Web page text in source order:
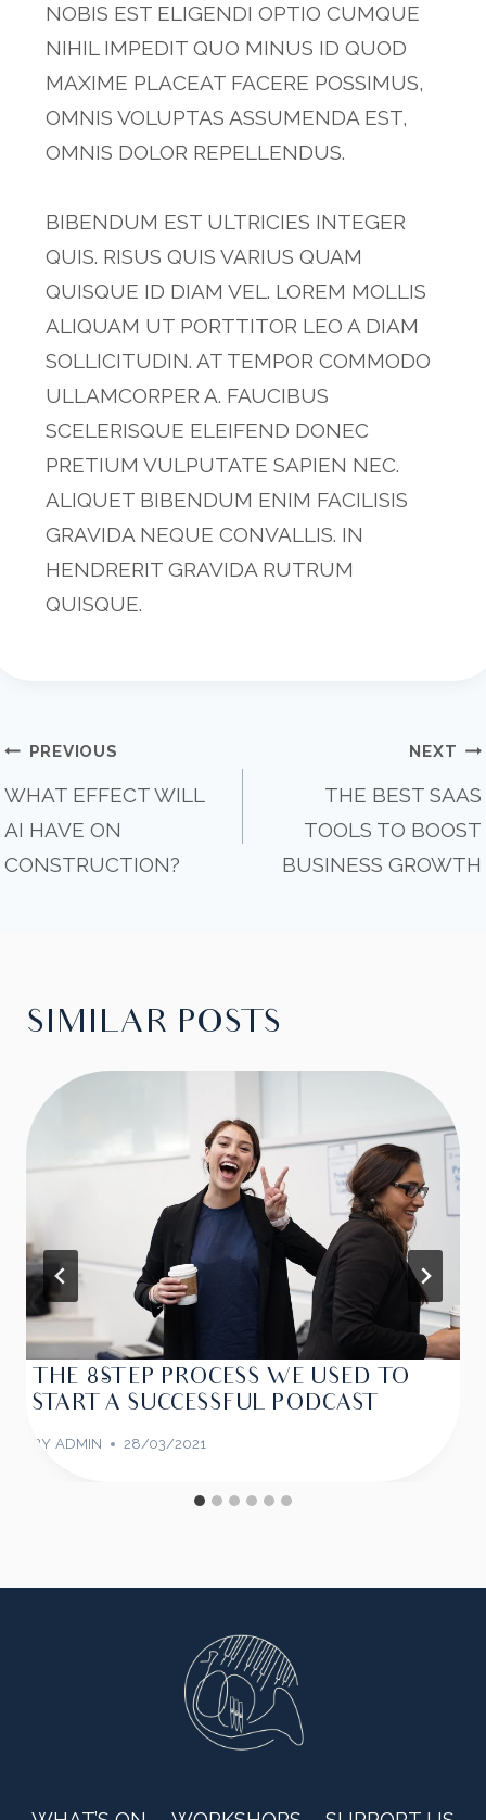
NOBIS EST ELIGENDI OPTIO CUMQUE
NIHIL IMPEDIT QUO MINUS ID QUOD
MAXIME PLACEAT FACERE POSSIMUS,
OMNIS VOLUPTAS ASSUMENDA EST,
OMNIS DOLOR REPELLENDUS.
BIBENDUM EST ULTRICIES INTEGER
QUIS. RISUS QUIS VARIUS QUAM
QUISQUE ID DIAM VEL. LOREM MOLLIS
ALIQUAM UT PORTTITOR LEO A DIAM
SOLLICITUDIN. AT TEMPOR COMMODO
ULLAMCORPER A. FAUCIBUS
SCELERISQUE ELEIFEND DONEC
PRETIUM VULPUTATE SAPIEN NEC.
ALIQUET BIBENDUM ENIM FACILISIS
GRAVIDA NEQUE CONVALLIS. IN
HENDRERIT GRAVIDA RUTRUM
QUISQUE.
POST
PREVIOUS
WHAT EFFECT WILL
AI HAVE ON
CONSTRUCTION?
NEXT
THE BEST SAAS
TOOLS TO BOOST
BUSINESS GROWTH
SIMILAR POSTS
THE 8-STEP PROCESS WE USED TO
START A SUCCESSFUL PODCAST
BY ADMIN 28/03/2021